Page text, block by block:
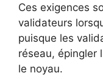
Ces exigences
validateurs
puisque les
réseau,
le noyau.